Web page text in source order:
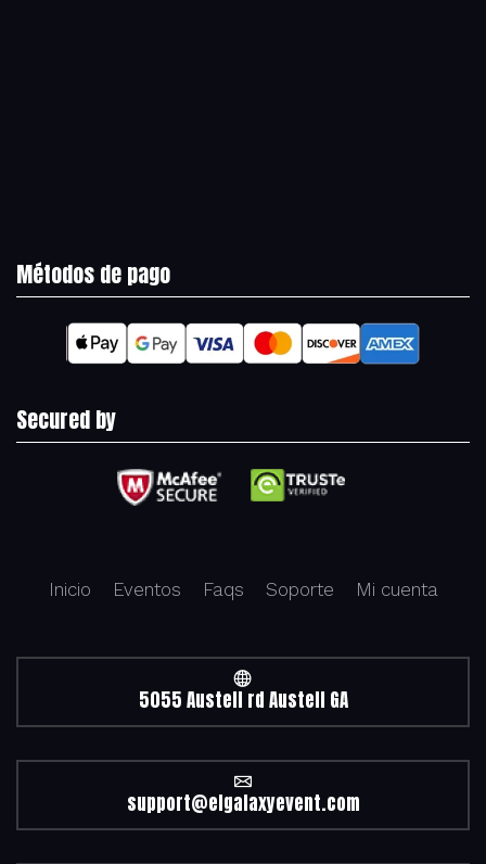
Métodos de pago
Secured by
Inicio Eventos Faqs Soporte Mi cuenta
5055 Austell rd Austell GA
support@elgalaxyevent.com